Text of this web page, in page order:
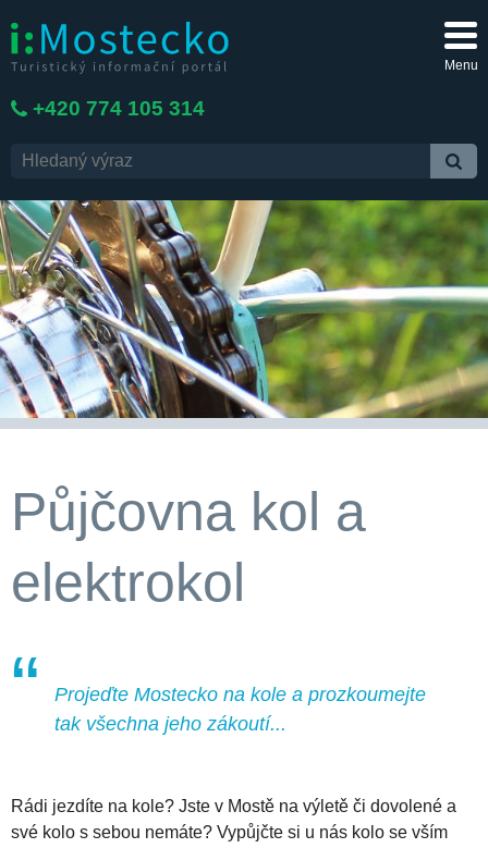
Menu
+420 774 105 314
Půjčovna kol a
elektrokol
Projeďte Mostecko na kole a prozkoumejte
tak všechna jeho zákoutí...
Rádi jezdíte na kole? Jste v Mostě na výletě či dovolené a
své kolo s sebou nemáte? Vypůjčte si u nás kolo se vším